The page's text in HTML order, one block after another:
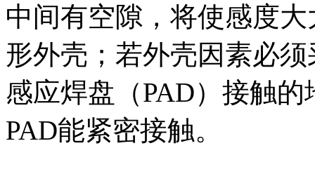
中间有空隙，将使感度
形外壳；若外壳因素必
感应焊盘（PAD）接触
PAD能紧密接触。